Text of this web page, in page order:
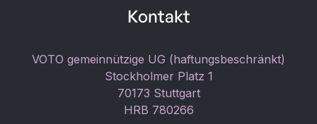
Kontakt
VOTO gemeinnützige UG (haftungsbeschränkt)
Stockholmer Platz 1
70173 Stuttgart
HRB 780266